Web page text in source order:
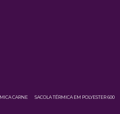
CARNE SACOLA TÉRMICA EM POLYESTER 600